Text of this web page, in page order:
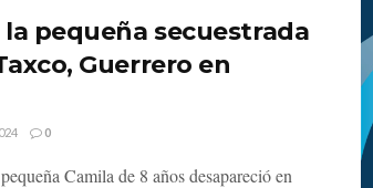
la pequeña secuestrada
Guerrero en
0
Camila de 8 años desapareció en